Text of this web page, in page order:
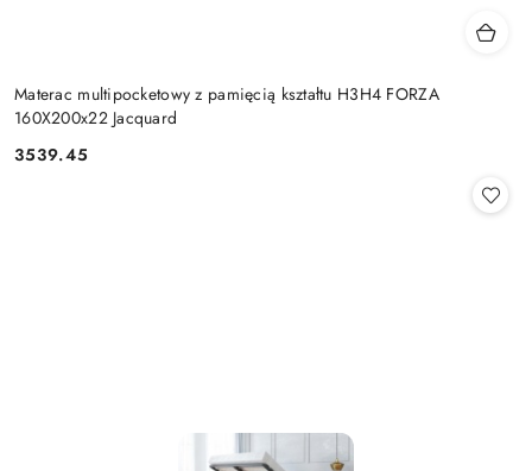
Materac multipocketowy z pamięcią kształtu H3H4 FORZA
160X200x22 Jacquard
Cena:
3539.45